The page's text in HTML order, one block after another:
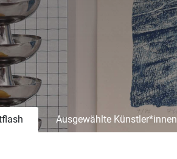
ANMELDEN
Ausgewählte Künstler*innen